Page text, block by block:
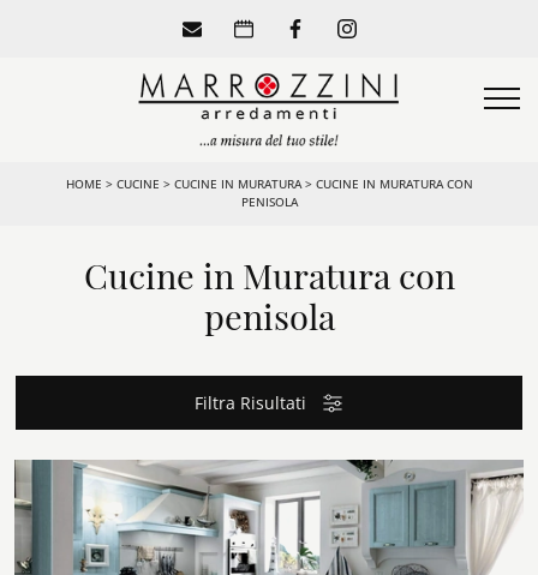
HOME > CUCINE > CUCINE IN MURATURA> CUCINE IN MURATURA CON
PENISOLA
Cucine in Muratura con
penisola
Filtra Risultati